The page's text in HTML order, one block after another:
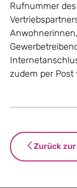
Rufnummer
zudem per
Zurück